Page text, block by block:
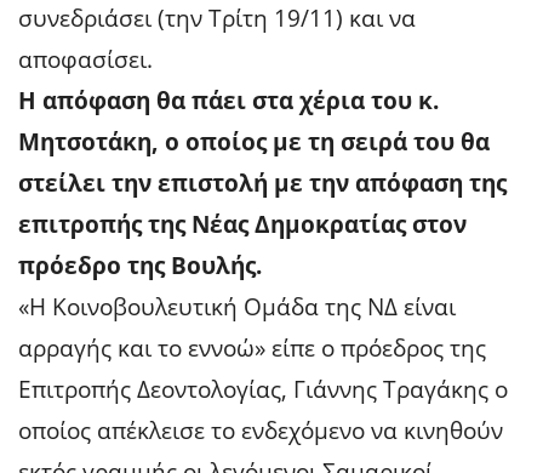
συνεδριάσει (την Τρίτη 19/11) και να
αποφασίσει.
Η απόφαση θα πάει στα χέρια του κ.
Μητσοτάκη, ο οποίος με τη σειρά του θα
στείλει την επιστολή με την απόφαση της
επιτροπής της Νέας Δημοκρατίας στον
πρόεδρο της Βουλής.
«Η Κοινοβουλευτική Ομάδα της ΝΔ είναι
αρραγής και το εννοώ» είπε ο πρόεδρος της
Επιτροπής Δεοντολογίας, Γιάννης Τραγάκης ο
οποίος απέκλεισε το ενδεχόμενο να κινηθούν